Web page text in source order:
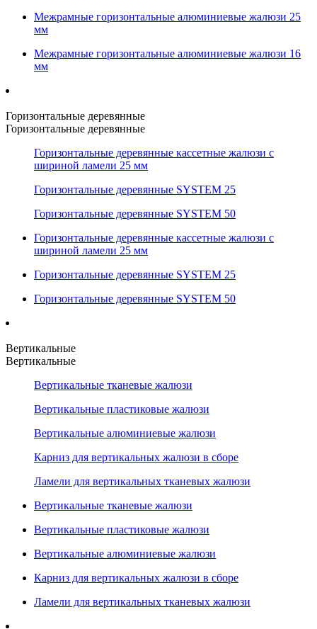
Межрамные горизонтальные алюминиевые жалюзи 25
мм
Межрамные горизонтальные алюминиевые жалюзи 16
мм
Горизонтальные деревянные
Горизонтальные деревянные
Горизонтальные деревянные кассетные жалюзи с
шириной ламели 25 мм
Горизонтальные деревянные SYSTEM 25
Горизонтальные деревянные SYSTEM 50
Горизонтальные деревянные кассетные жалюзи с
шириной ламели 25 мм
Горизонтальные деревянные SYSTEM 25
Горизонтальные деревянные SYSTEM 50
Вертикальные
Вертикальные
Вертикальные тканевые жалюзи
Вертикальные пластиковые жалюзи
Вертикальные алюминиевые жалюзи
Карниз для вертикальных жалюзи в сборе
Ламели для вертикальных тканевых жалюзи
Вертикальные тканевые жалюзи
Вертикальные пластиковые жалюзи
Вертикальные алюминиевые жалюзи
Карниз для вертикальных жалюзи в сборе
Ламели для вертикальных тканевых жалюзи